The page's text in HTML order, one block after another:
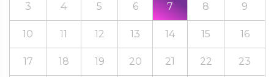
3 4 5 6 7 8 9
10 11 12 13 14 15 16
17 18 19 20 21 22 23